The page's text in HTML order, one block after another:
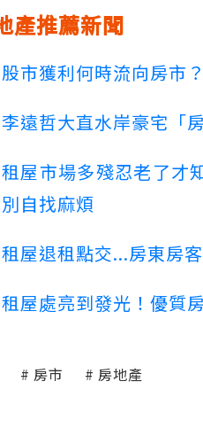
產推薦新聞
股市獲利何時流向房市
李遠哲大直水岸豪宅「
租屋市場多殘忍老了才
別自找麻煩
租屋退租點交...房東房
租屋處亮到發光！優質
房市 房地產